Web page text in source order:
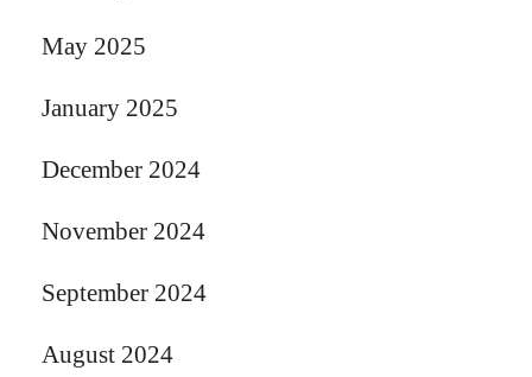
May 2025
January 2025
December 2024
November 2024
September 2024
August 2024